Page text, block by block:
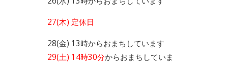
27(木) 定休日
28(金) 13時からおまちしています
29(土) 14時30分からおまちしていま